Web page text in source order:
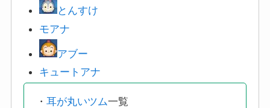
とんすけ
モアナ
アブー
キュートアナ
・ 耳が丸いツム一覧